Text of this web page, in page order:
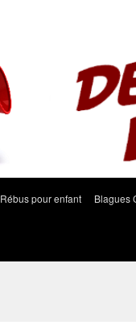
Rébus pour enfant Blagues